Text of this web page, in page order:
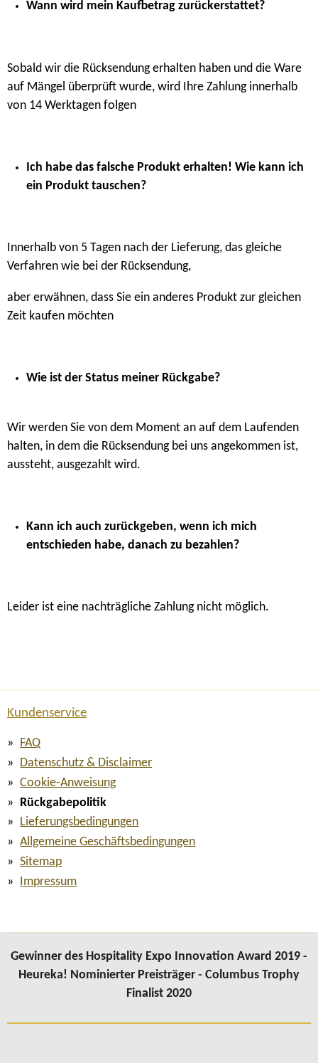
Wann wird mein Kaufbetrag zurückerstattet?
Sobald wir die Rücksendung erhalten haben und die Ware
auf Mängel überprüft wurde, wird Ihre Zahlung innerhalb
von 14 Werktagen folgen
Ich habe das falsche Produkt erhalten! Wie kann ich
ein Produkt tauschen?
Innerhalb von 5 Tagen nach der Lieferung, das gleiche
Verfahren wie bei der Rücksendung,
aber erwähnen, dass Sie ein anderes Produkt zur gleichen
Zeit kaufen möchten
Wie ist der Status meiner Rückgabe?
Wir werden Sie von dem Moment an auf dem Laufenden
halten, in dem die Rücksendung bei uns angekommen ist,
aussteht, ausgezahlt wird.
Kann ich auch zurückgeben, wenn ich mich
entschieden habe, danach zu bezahlen?
Leider ist eine nachträgliche Zahlung nicht möglich.
Kundenservice
FAQ
Datenschutz & Disclaimer
Cookie-Anweisung
Rückgabepolitik
Lieferungsbedingungen
Allgemeine Geschäftsbedingungen
Sitemap
Impressum
Gewinner des Hospitality Expo Innovation Award 2019 -
Heureka! Nominierter Preisträger - Columbus Trophy
Finalist 2020